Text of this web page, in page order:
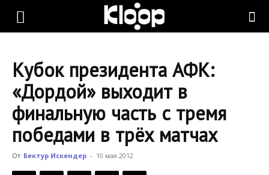
KLOOP.KG
Новости
Кыргызстана
Кубок президента АФК:
«Дордой» выходит в
финальную часть с тремя
победами в трёх матчах
От Бектур Искендер - 10 мая 2012